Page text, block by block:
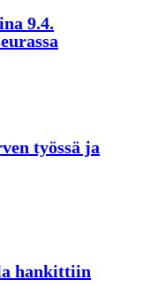
9.4.
työssä ja
hankittiin